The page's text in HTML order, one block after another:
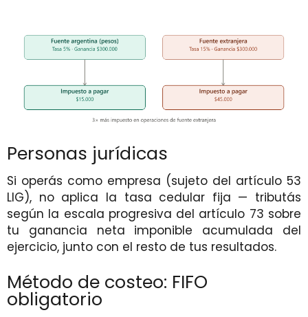
Personas jurídicas
Si operás como empresa (sujeto del artículo 53
LIG), no aplica la tasa cedular fija — tributás
según la escala progresiva del artículo 73 sobre
tu ganancia neta imponible acumulada del
ejercicio, junto con el resto de tus resultados.
Método de costeo: FIFO
obligatorio